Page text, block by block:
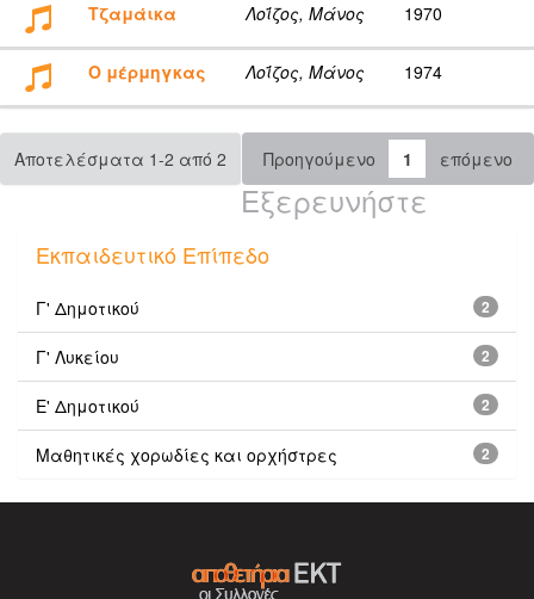
Τζαμάικα
Λοΐζος, Μάνος 1970
Ο μέρμηγκας Λοΐζος, Μάνος 1974
Αποτελέσματα 1-2 από 2 Προηγούμενο 1 επόμενο
Εξερευνήστε
Εκπαιδευτικό Επίπεδο
2
Γ' Δημοτικού
2
Γ' Λυκείου
2
Ε' Δημοτικού
2
Μαθητικές χορωδίες και ορχήστρες